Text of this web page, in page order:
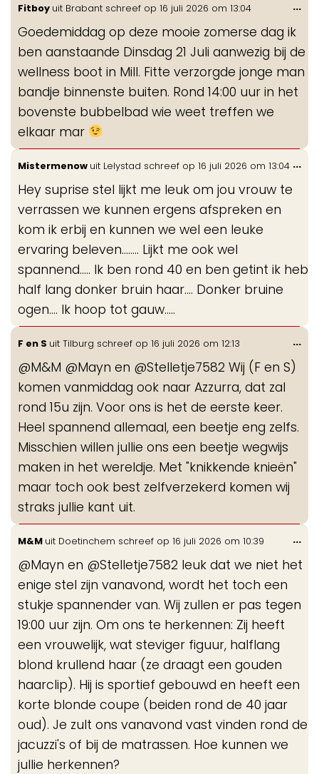
Fitboy uit Brabant schreef op 16 juli 2026 om 13:04
Goedemiddag op deze mooie zomerse dag ik
ben aanstaande Dinsdag 21 Juli aanwezig bij de
wellness boot in Mill. Fitte verzorgde jonge man
bandje binnenste buiten. Rond 14:00 uur in het
bovenste bubbelbad wie weet treffen we
elkaar mar
...
Mistermenow uit Lelystad schreef op 16 juli 2026 om 13:04
Hey suprise stel lijkt me leuk om jou vrouw te
verrassen we kunnen ergens afspreken en
kom ik erbij en kunnen we wel een leuke
ervaring beleven........ Lijkt me ook wel
spannend..... Ik ben rond 40 en ben getint ik heb
half lang donker bruin haar.... Donker bruine
ogen.... Ik hoop tot gauw.....
...
F en S uit Tilburg schreef op 16 juli 2026 om 12:13
@M&M @Mayn en @Stelletje7582 Wij (F en S)
komen vanmiddag ook naar Azzurra, dat zal
rond 15u zijn. Voor ons is het de eerste keer.
Heel spannend allemaal, een beetje eng zelfs.
Misschien willen jullie ons een beetje wegwijs
maken in het wereldje. Met "knikkende knieën"
maar toch ook best zelfverzekerd komen wij
straks jullie kant uit.
...
M&M uit Doetinchem schreef op 16 juli 2026 om 10:39
@Mayn en @Stelletje7582 leuk dat we niet het
enige stel zijn vanavond, wordt het toch een
stukje spannender van. Wij zullen er pas tegen
19:00 uur zijn. Om ons te herkennen: Zij heeft
een vrouwelijk, wat steviger figuur, halflang
blond krullend haar (ze draagt een gouden
haarclip). Hij is sportief gebouwd en heeft een
korte blonde coupe (beiden rond de 40 jaar
oud). Je zult ons vanavond vast vinden rond de
jacuzzi's of bij de matrassen. Hoe kunnen we
jullie herkennen?
...